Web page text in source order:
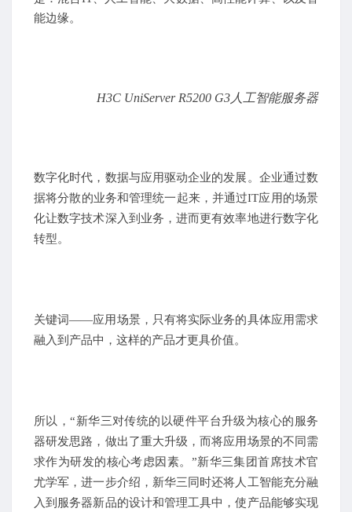
能边缘。
H3C UniServer R5200 G3人工智能服务器
数字化时代，数据与应用驱动企业的发展。企业通过数
据将分散的业务和管理统一起来，并通过IT应用的场景
化让数字技术深入到业务，进而更有效率地进行数字化
转型。
关键词——应用场景，只有将实际业务的具体应用需求
融入到产品中，这样的产品才更具价值。
所以，“新华三对传统的以硬件平台升级为核心的服务
器研发思路，做出了重大升级，而将应用场景的不同需
求作为研发的核心考虑因素。”新华三集团首席技术官
尤学军，进一步介绍，新华三同时还将人工智能充分融
入到服务器新品的设计和管理工具中，使产品能够实现